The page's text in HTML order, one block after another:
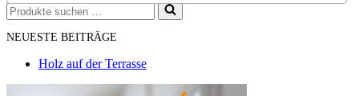
Suchen
nach …
NEUESTE BEITRÄGE
Holz auf der Terrasse